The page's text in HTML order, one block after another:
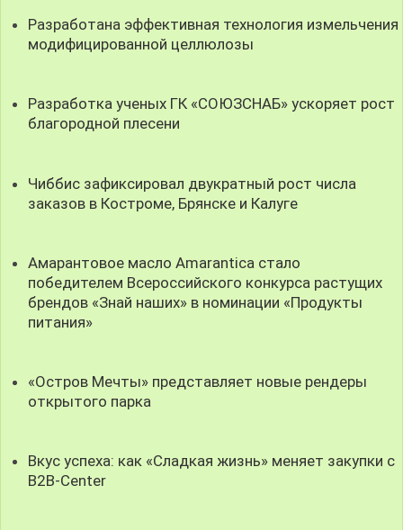
Разработана эффективная технология измельчения
модифицированной целлюлозы
Разработка ученых ГК «СОЮЗСНАБ» ускоряет рост
благородной плесени
Чиббис зафиксировал двукратный рост числа
заказов в Костроме, Брянске и Калуге
Амарантовое масло Amarantica стало
победителем Всероссийского конкурса растущих
брендов «Знай наших» в номинации «Продукты
питания»
«Остров Мечты» представляет новые рендеры
открытого парка
Вкус успеха: как «Сладкая жизнь» меняет закупки с
B2B-Center